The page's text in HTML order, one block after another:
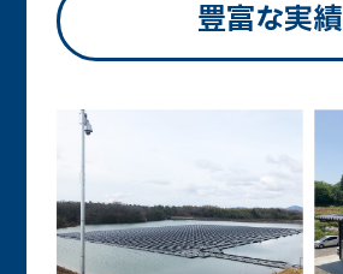
豊富な実績